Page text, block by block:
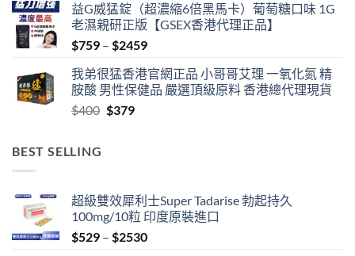
益G威猛錠（超濃縮6倍黑馬卡）葡萄糖口味 1G
老濕親研正版【GSEX香港代理正品】
$759 – $2459Price
$759
through
我弟很猛香港官網正品 小哥哥艾理 一氧化氮 精
胺酸 男性保健品 嚴選頂級原料 香港總代理現貨
$400 Original
$379Current
BEST SELLING
超級雙效犀利士Super Tadarise 勃起持久
100mg/10粒 印度原裝進口
$529 – $2530Price